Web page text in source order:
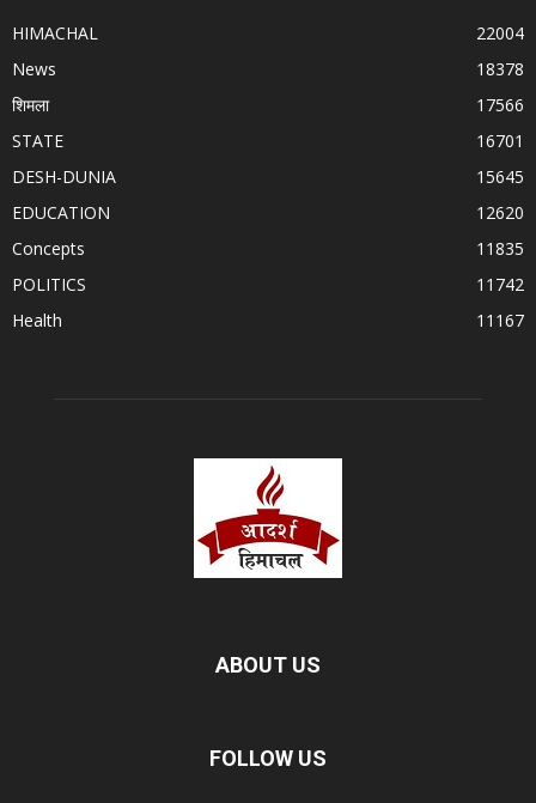
HIMACHAL
22004
News
18378
शिमला
17566
STATE
16701
DESH-DUNIA
15645
EDUCATION
12620
Concepts
11835
POLITICS
11742
Health
11167
ABOUT US
FOLLOW US